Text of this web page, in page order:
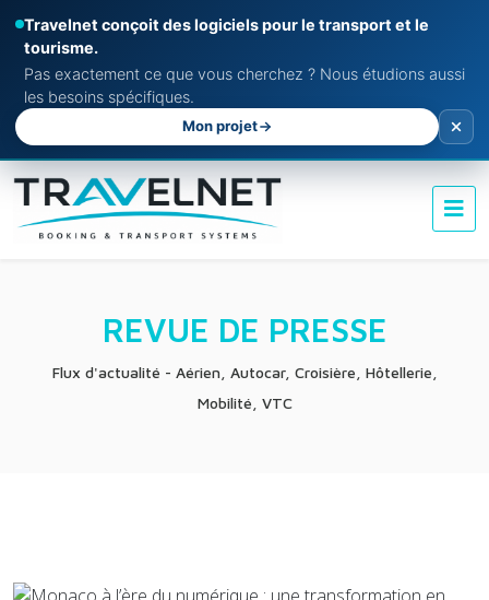
Travelnet conçoit des logiciels pour le transport et le
tourisme.
Pas exactement ce que vous cherchez ? Nous étudions aussi
les besoins spécifiques.
Mon projet
REVUE DE PRESSE
Flux d'actualité - Aérien, Autocar, Croisière, Hôtellerie,
Mobilité, VTC